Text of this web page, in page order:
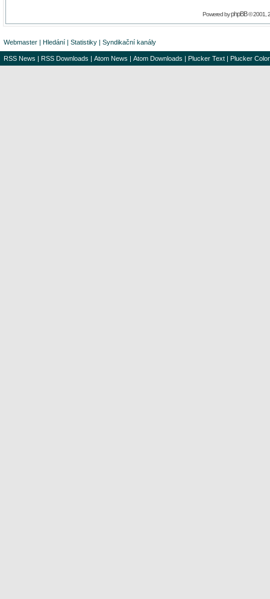
Powered byphpBB© 2001,
Webmaster | Hledání | Statistiky | Syndikační kanály
RSS News | RSS Downloads | Atom News | Atom Downloads | Plucker Text | Plucker Color